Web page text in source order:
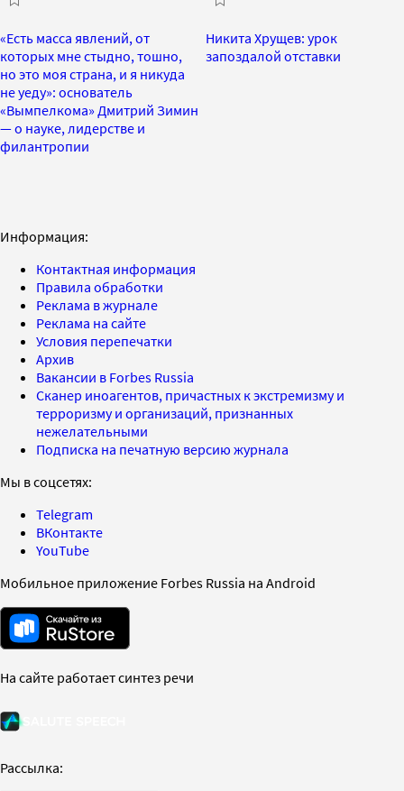
«Есть масса явлений, от
которых мне стыдно, тошно,
но это моя страна, и я никуда
не уеду»: основатель
«Вымпелкома» Дмитрий Зимин
— о науке, лидерстве и
филантропии
Никита Хрущев: урок
запоздалой отставки
Информация:
Контактная информация
Правила обработки
Реклама в журнале
Реклама на сайте
Условия перепечатки
Архив
Вакансии в Forbes Russia
Сканер иноагентов, причастных к экстремизму и
терроризму и организаций, признанных
нежелательными
Подписка на печатную версию журнала
Мы в соцсетях:
Telegram
ВКонтакте
YouTube
Мобильное приложение Forbes Russia на Android
На сайте работает синтез речи
Рассылка: